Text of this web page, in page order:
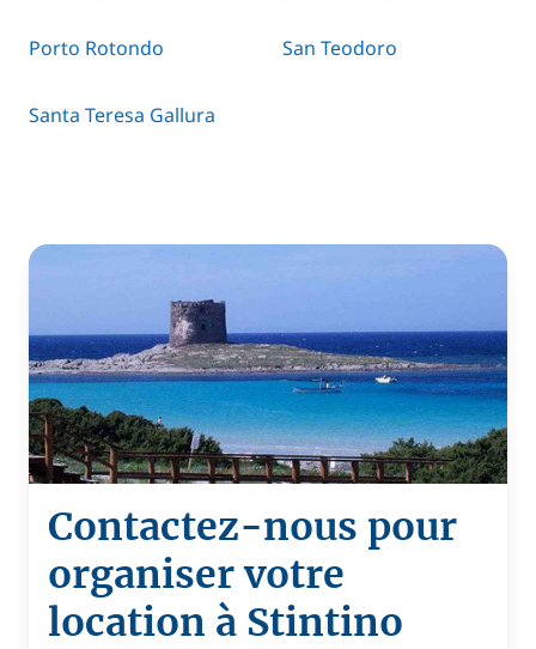
Porto Rotondo San Teodoro
Santa Teresa Gallura
Contactez-nous pour
organiser votre
location à Stintino